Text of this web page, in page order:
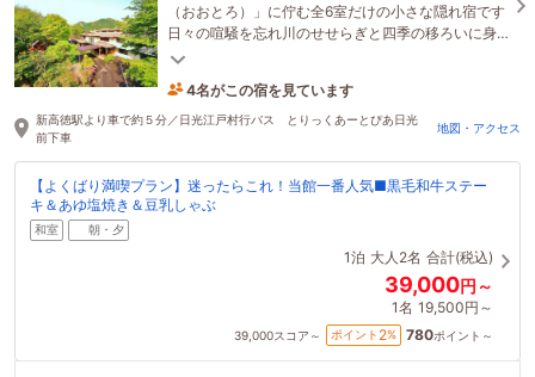
（おおとろ）」に佇む全6室だけの小さな隠れ宿です
日々の喧騒を忘れ川のせせらぎと四季の移ろいに身
をゆだねる贅沢なひとときをお過ごしください。
4名がこの宿を見ています
28分前に予約されました
新高徳駅より車で約５分／日光江戸村行バス とりっくあーとぴあ日光
前下車
地図・アクセス
【よくばり満喫プラン】迷ったらこれ！当館一番人気■黒毛和牛ステー
キ＆あゆ塩焼き＆豆乳しゃぶ
和室 朝・夕
1泊 大人2名 合計(税込)
39,000円～
1名 19,500円～
39,000スコア～ ポイント 2% 780ポイント～